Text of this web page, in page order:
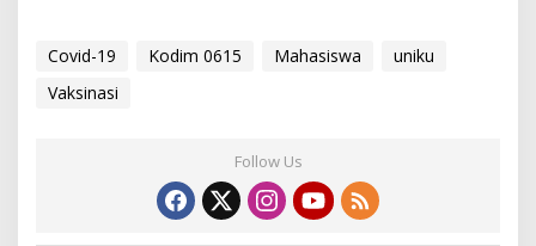
Covid-19 Kodim 0615 Mahasiswa
uniku
Vaksinasi
Follow Us